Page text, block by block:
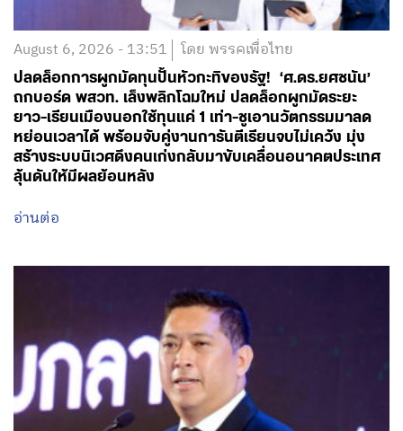
August 6, 2026 - 13:51 โดย พรรคเพื่อไทย
ปลดล็อกการผูกมัดทุนปั้นหัวกะทิของรัฐ! ‘ศ.ดร.ยศชนัน’
ถกบอร์ด พสวท. เล็งพลิกโฉมใหม่ ปลดล็อกผูกมัดระยะ
ยาว-เรียนเมืองนอกใช้ทุนแค่ 1 เท่า-ชูเอานวัตกรรมมาลด
หย่อนเวลาได้ พร้อมจับคู่งานการันตีเรียนจบไม่เคว้ง มุ่ง
สร้างระบบนิเวศดึงคนเก่งกลับมาขับเคลื่อนอนาคตประเทศ
ลุ้นดันให้มีผลย้อนหลัง
อ่านต่อ